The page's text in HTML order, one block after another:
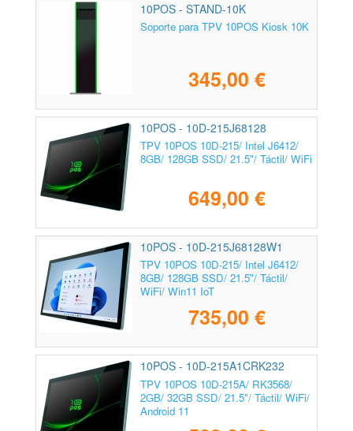
10POS - STAND-10K
Soporte para TPV 10POS Kiosk 10K
345,00 €
10POS - 10D-215J68128
TPV 10POS 10D-215/ Intel J6412/
8GB/ 128GB SSD/ 21.5"/ Táctil/ WiFi
649,00 €
10POS - 10D-215J68128W1
TPV 10POS 10D-215/ Intel J6412/
8GB/ 128GB SSD/ 21.5"/ Táctil/
WiFi/ Win11 IoT
735,00 €
10POS - 10D-215A1CRK232
TPV 10POS 10D-215A/ RK3568/
2GB/ 32GB SSD/ 21.5"/ Táctil/ WiFi/
Android 11